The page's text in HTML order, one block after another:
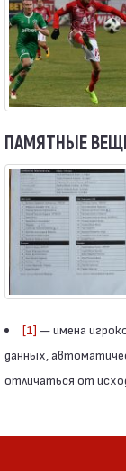
ПАМЯТНЫЕ
[1] — имена
данных,
отличаться от